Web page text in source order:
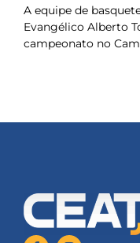
A equipe de
Evangélico Alberto
campeonato no